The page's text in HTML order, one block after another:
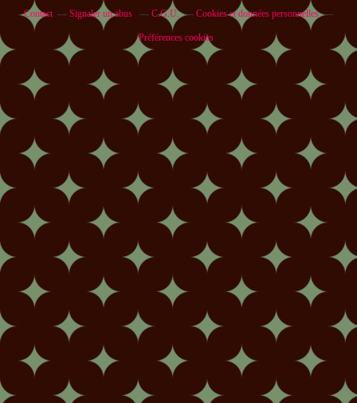
Contact Signaler un abus C.G.U. Cookies et données personnelles
Préférences cookies